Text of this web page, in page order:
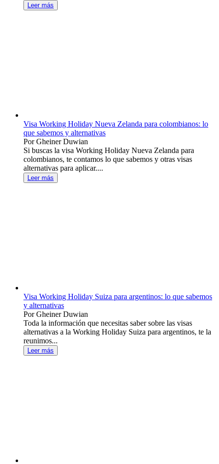
Leer más
Visa Working Holiday Nueva Zelanda para colombianos: lo
que sabemos y alternativas
Por Gheiner Duwian
Si buscas la visa Working Holiday Nueva Zelanda para
colombianos, te contamos lo que sabemos y otras visas
alternativas para aplicar....
Leer más
Visa Working Holiday Suiza para argentinos: lo que sabemos
y alternativas
Por Gheiner Duwian
Toda la información que necesitas saber sobre las visas
alternativas a la Working Holiday Suiza para argentinos, te la
reunimos...
Leer más